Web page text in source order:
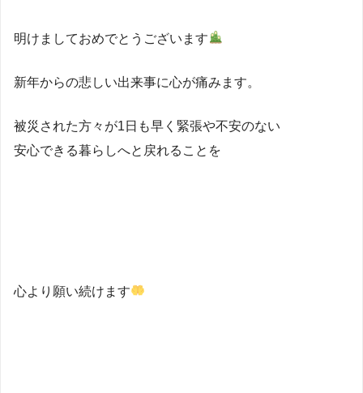
明けましておめでとうございます
新年からの悲しい出来事に心が痛みます。
被災された方々が1日も早く緊張や不安のない
安心できる暮らしへと戻れることを
心より願い続けます